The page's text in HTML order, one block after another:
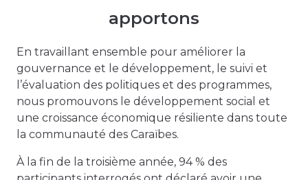
apportons
En travaillant ensemble pour améliorer la
gouvernance et le développement, le suivi et
l’évaluation des politiques et des programmes,
nous promouvons le développement social et
une croissance économique résiliente dans toute
la communauté des Caraïbes.
À la fin de la troisième année, 94 % des